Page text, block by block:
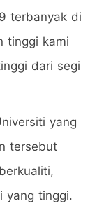
terbanyak di
tinggi kami
dari segi
yang
tersebut
yang tinggi.